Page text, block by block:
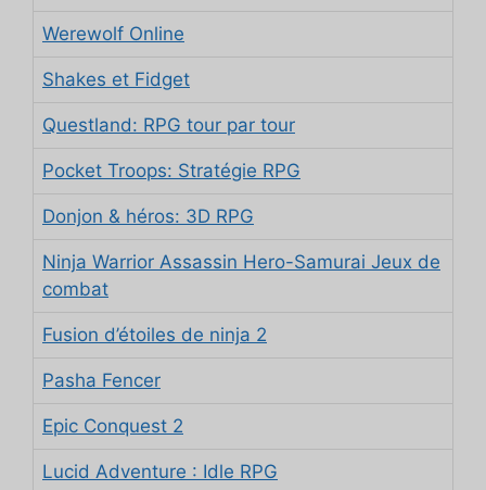
Werewolf Online
Shakes et Fidget
Questland: RPG tour par tour
Pocket Troops: Stratégie RPG
Donjon & héros: 3D RPG
Ninja Warrior Assassin Hero-Samurai Jeux de
combat
Fusion d’étoiles de ninja 2
Pasha Fencer
Epic Conquest 2
Lucid Adventure : Idle RPG